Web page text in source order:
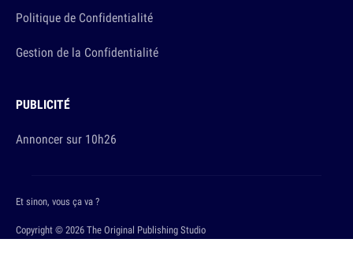
Politique de Confidentialité
Gestion de la Confidentialité
PUBLICITÉ
Annoncer sur 10h26
Copyright © 2026 The Original Publishing Studio
Et sinon, vous ça va ?